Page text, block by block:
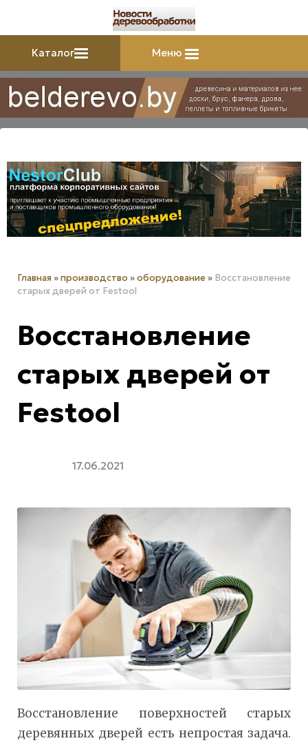
Каталог Меню
Главная »производство »оборудование » Восстановление
старых дверей от Festool
Восстановление
старых дверей от
Festool
17.06.2021
Восстановление поверхностей старых
деревянных дверей есть непростая задача.